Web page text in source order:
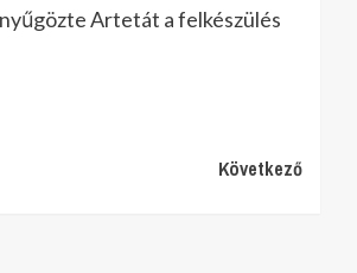
Artetát a felkészülés
Következő